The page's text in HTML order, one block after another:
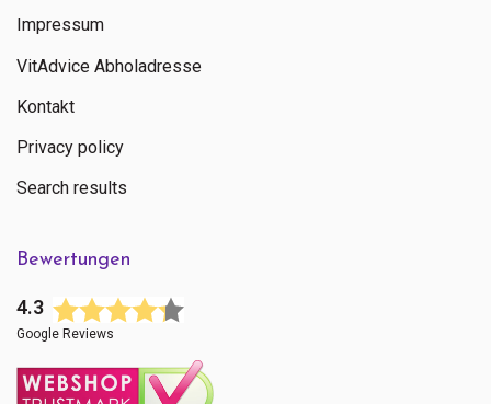
Impressum
VitAdvice Abholadresse
Kontakt
Privacy policy
Search results
Bewertungen
4.3
Google Reviews